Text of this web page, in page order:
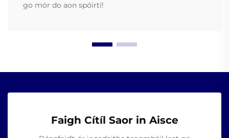
go mór do aon spóirtí!
Faigh Cítíl Saor in Aisce